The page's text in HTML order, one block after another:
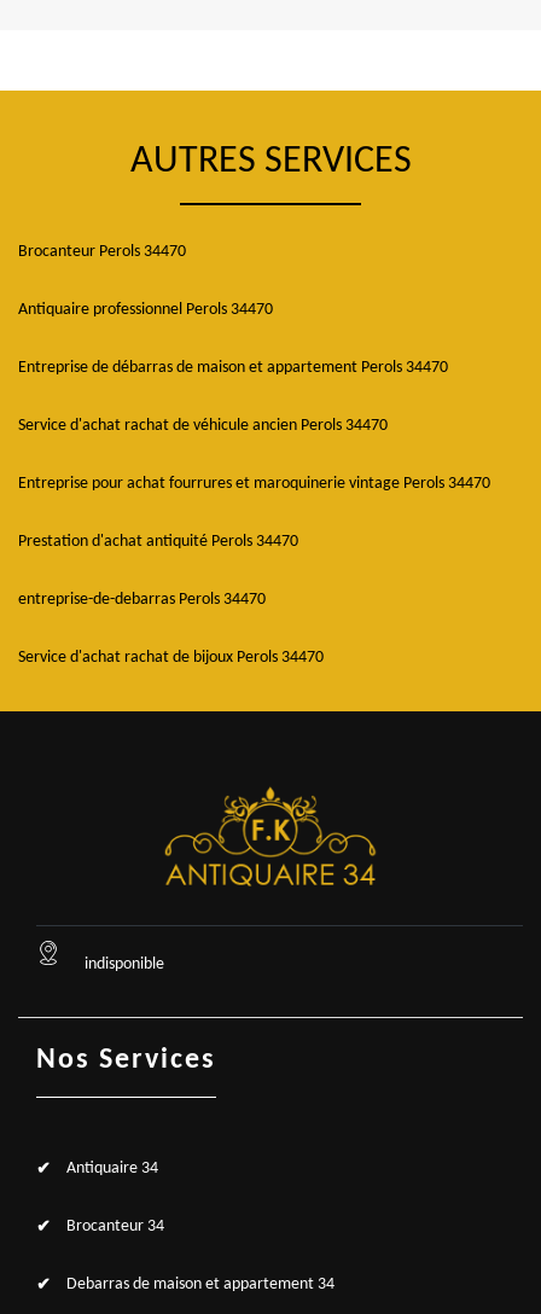
AUTRES SERVICES
Brocanteur Perols 34470
Antiquaire professionnel Perols 34470
Entreprise de débarras de maison et appartement Perols 34470
Service d'achat rachat de véhicule ancien Perols 34470
Entreprise pour achat fourrures et maroquinerie vintage Perols 34470
Prestation d'achat antiquité Perols 34470
entreprise-de-debarras Perols 34470
Service d'achat rachat de bijoux Perols 34470
indisponible
Nos Services
Antiquaire 34
Brocanteur 34
Debarras de maison et appartement 34